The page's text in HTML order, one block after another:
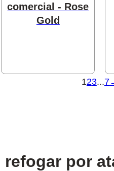
comercial - Rose
Gold
123...7
por